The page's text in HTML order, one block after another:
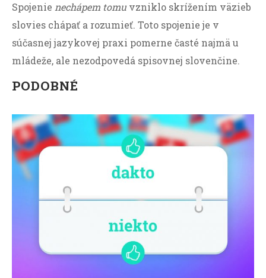
Spojenie nechápem tomu vzniklo skrížením väzieb
slovies chápať a rozumieť. Toto spojenie je v
súčasnej jazykovej praxi pomerne časté najmä u
mládeže, ale nezodpovedá spisovnej slovenčine.
PODOBNÉ